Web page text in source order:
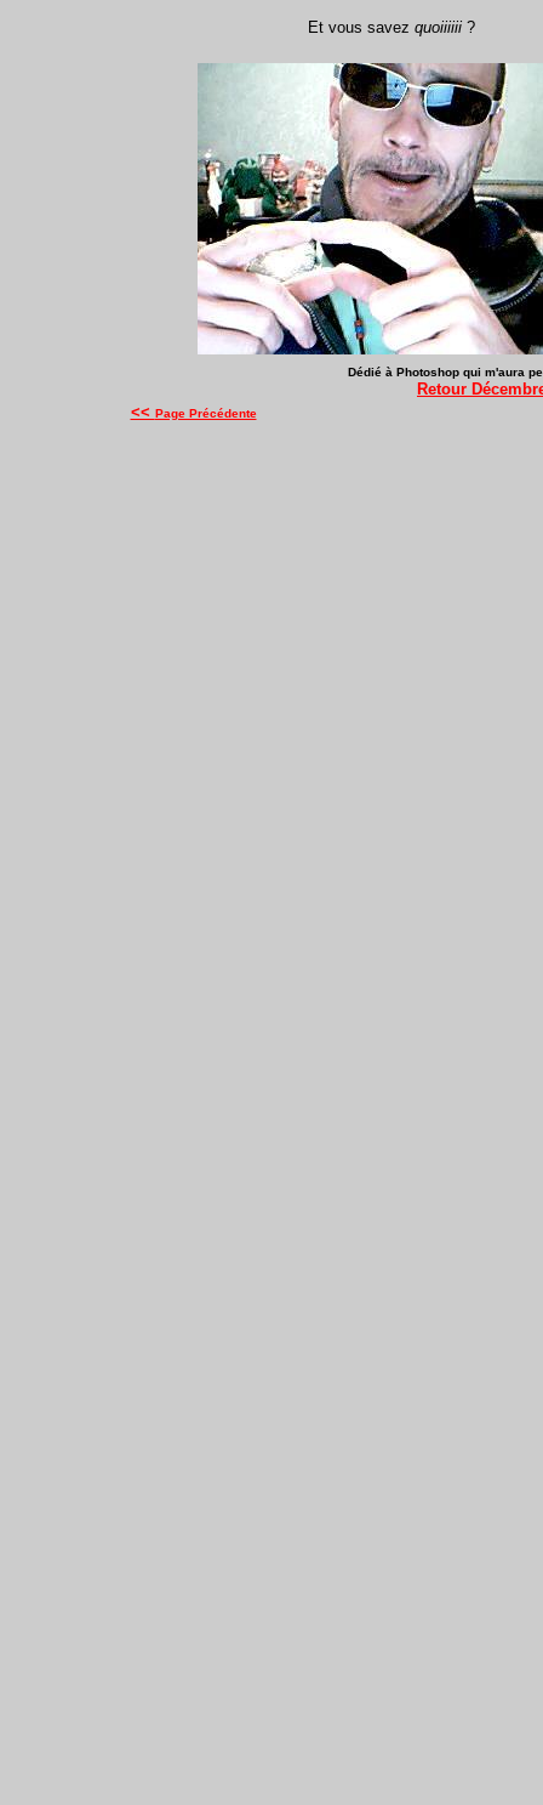
Et vous savez quoiiiiii?
Dédié à Photoshop qui m'aura
Retour
<< Page Précédente